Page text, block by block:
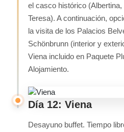
el casco histórico
Teresa). A continuación,
la visita de los Palacios
Schönbrunn (interior y
Viena incluido en Paquete
Alojamiento.
Día 12: Viena
Desayuno buffet. Tiempo